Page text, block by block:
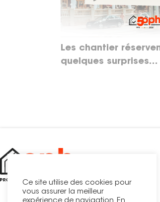
Les chantier
quelques surprises…
Ce site utilise des cookies pour
vous assurer la meilleur